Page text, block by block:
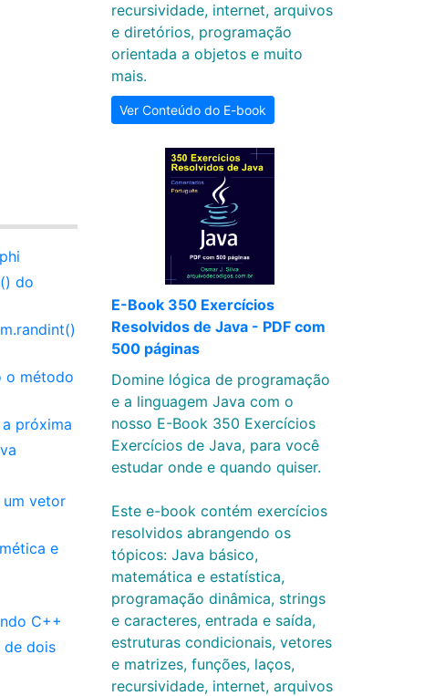
do
o método
próxima
um vetor
e
C++
de dois
recursividade, internet, arquivos
e diretórios, programação
orientada a objetos e muito
mais.
Ver Conteúdo do E-book
E-Book 350 Exercícios
Resolvidos de Java - PDF com
500 páginas
Domine lógica de programação
e a linguagem Java com o
nosso E-Book 350 Exercícios
Exercícios de Java, para você
estudar onde e quando quiser.
Este e-book contém exercícios
resolvidos abrangendo os
tópicos: Java básico,
matemática e estatística,
programação dinâmica, strings
e caracteres, entrada e saída,
estruturas condicionais, vetores
e matrizes, funções, laços,
recursividade, internet, arquivos